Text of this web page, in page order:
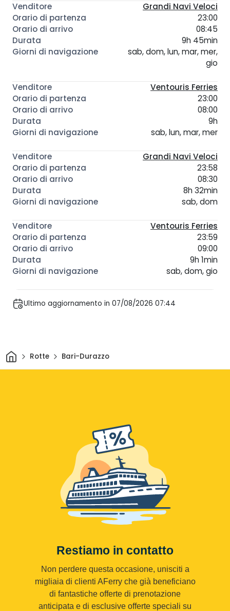
Grandi Navi Veloci
23:00
08:45
9h 45min
sab, dom, lun, mar, mer,
gio
Ventouris Ferries
23:00
08:00
9h
sab, lun, mar, mer
Grandi Navi Veloci
23:58
08:30
8h 32min
sab, dom
Ventouris Ferries
23:59
09:00
9h 1min
sab, dom, gio
Ultimo aggiornamento in 07/08/2026 07:44
CasaRotte Bari-Durazzo
Restiamo in contatto
Non perdere questa occasione, unisciti a
migliaia di clienti AFerry che già beneficiano
di fantastiche offerte di prenotazione
anticipata e di esclusive offerte speciali su